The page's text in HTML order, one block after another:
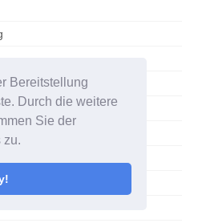
Bereitstellung
Durch die weitere
Sie der
zu.